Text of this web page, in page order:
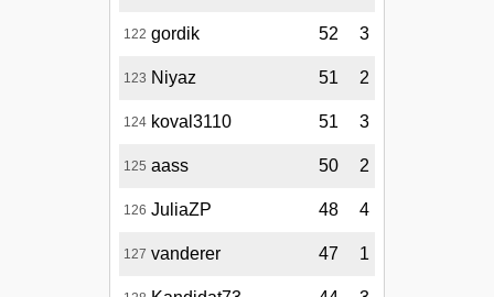
122 gordik 52 3
123 Niyaz 51 2
124 koval3110 51 3
125 aass 50 2
126 JuliaZP 48 4
127 vanderer 47 1